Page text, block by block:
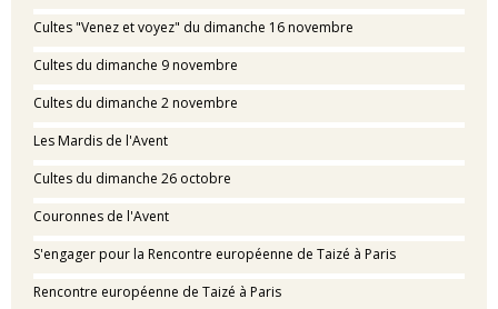
Cultes "Venez et voyez" du dimanche 16 novembre
Cultes du dimanche 9 novembre
Cultes du dimanche 2 novembre
Les Mardis de l'Avent
Cultes du dimanche 26 octobre
Couronnes de l'Avent
S'engager pour la Rencontre européenne de Taizé à Paris
Rencontre européenne de Taizé à Paris